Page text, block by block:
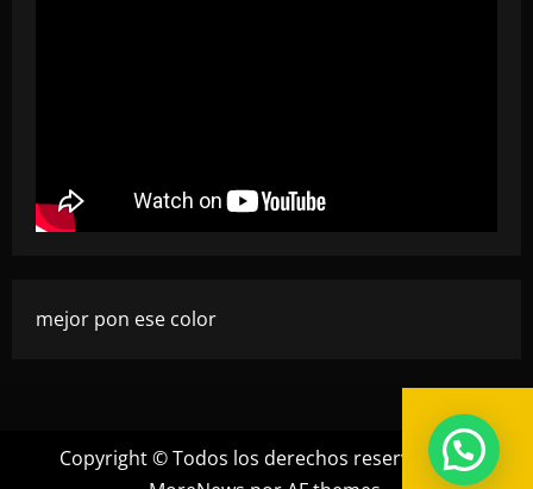
mejor pon ese color
Copyright © Todos los derechos reservados.|